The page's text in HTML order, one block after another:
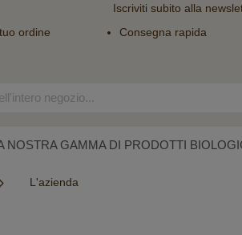
Iscriviti subito alla
ordine
Consegna rapida
NOSTRA GAMMA DI PRODOTTI
L'azienda